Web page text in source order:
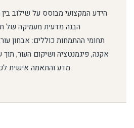
הידע המקצועי מבוסס על שילוב בין
הבנה מדעית מעמיקה של
תחומי ההתמחות כוללים: אבחון
אקנה, פיגמנטציה ושיקום העור,
מדע והתאמה אישית